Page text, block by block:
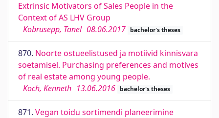
Extrinsic Motivators of Sales People in the
Context of AS LHV Group
Kobrusepp, Tanel 08.06.2017 bachelor's theses
870. Noorte ostueelistused ja motiivid kinnisvara
soetamisel. Purchasing preferences and motives
of real estate among young people.
Koch, Kenneth 13.06.2016 bachelor's theses
871. Vegan toidu sortimendi planeerimine